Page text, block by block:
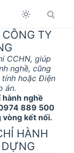
TY
CCHN, giúp
nghề, cũng
tính hoặc Điện
án.
nghề
889 500
vòng kết nối.
HÀNH